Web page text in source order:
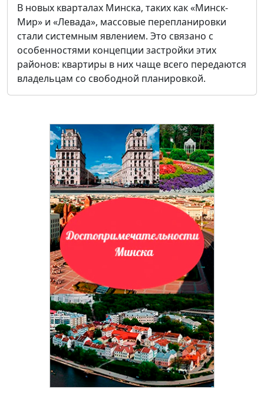
В новых кварталах Минска, таких как «Минск-
Мир» и «Левада», массовые перепланировки
стали системным явлением. Это связано с
особенностями концепции застройки этих
районов: квартиры в них чаще всего передаются
владельцам со свободной планировкой.